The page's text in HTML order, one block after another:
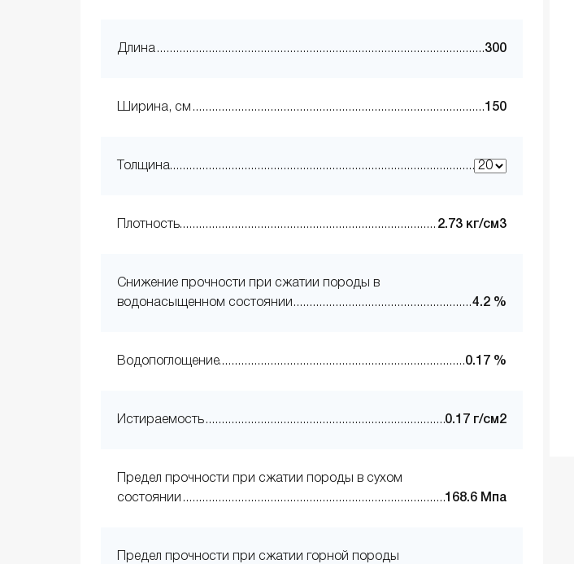
Длина 300
Ширина, см 150
Толщина
Плотность 2.73 кг/см3
Снижение прочности при сжатии породы в
водонасыщенном состоянии
4.2 %
Водопоглощение 0.17 %
Истираемость 0.17 г/см2
Предел прочности при сжатии породы в сухом
состоянии
168.6 Мпа
Предел прочности при сжатии горной породы